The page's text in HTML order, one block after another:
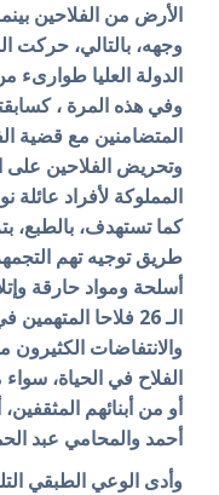
الأرض من الفلاحين
وجهه، بالتالي، حركت
الدولة العليا
وفي هذه المرة ،
المتضامنين مع قضية
وتحريض الفلاحين على
المملوكة لأفراد عائلة
كما تستهدف، بالطبع،
طريق توجيه تهم
أسلحة ومواد حارقة
الـ 26 فلاحا
والانتفاضات
الفلاح في الحياة،
أو من أبنائهم
أحمد والمحامي عبد
وأدى الوعي الطبقي